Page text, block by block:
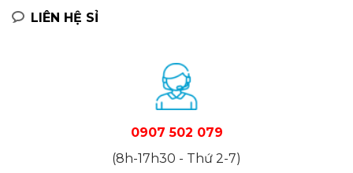
LIÊN HỆ SỈ
0907 502 079
(8h-17h30 - Thứ 2-7)